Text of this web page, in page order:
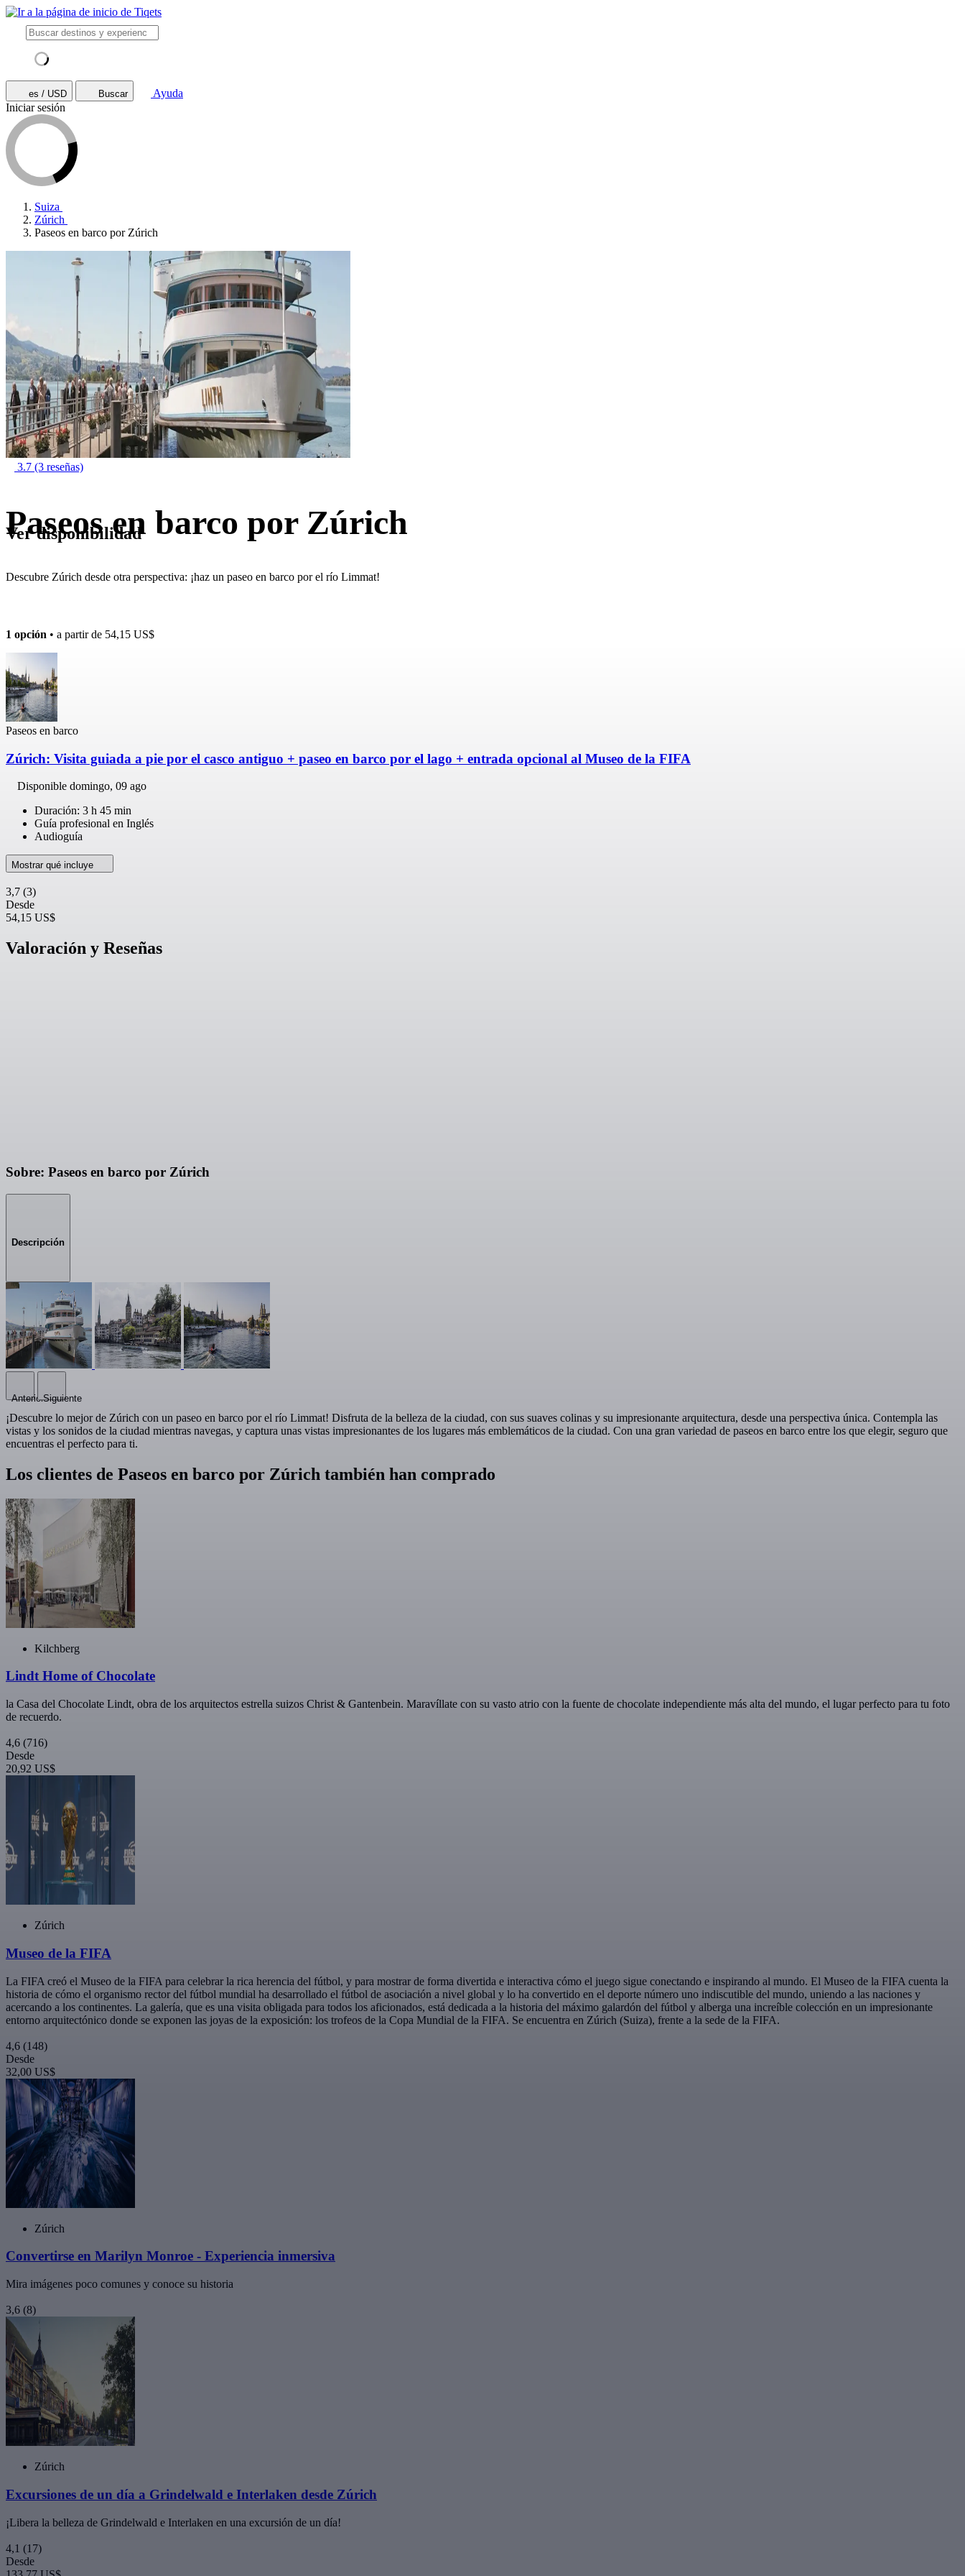
es / USD Buscar
Ayuda
Iniciar sesión
Suiza
Zúrich
Paseos en barco por Zúrich
3.7 (3 reseñas)
Paseos en barco por Zúrich
Descubre Zúrich desde otra perspectiva: ¡haz un paseo en barco por el río Limmat!
Ver disponibilidad
1 opción • a partir de 54,15 US$
Paseos en barco
Zúrich: Visita guiada a pie por el casco antiguo + paseo en barco por el lago + entrada opcional al Museo de la FIFA
Disponible domingo, 09 ago
Duración: 3 h 45 min
Guía profesional en Inglés
Audioguía
Mostrar qué incluye
3,7 (3)
Desde
54,15 US$
Valoración y Reseñas
Sobre: Paseos en barco por Zúrich
Descripción
AnteriorSiguiente
¡Descubre lo mejor de Zúrich con un paseo en barco por el río Limmat! Disfruta de la belleza de la ciudad, con sus suaves colinas y su impresionante arquitectura, desde una perspectiva única. Contempla las
vistas y los sonidos de la ciudad mientras navegas, y captura unas vistas impresionantes de los lugares más emblemáticos de la ciudad. Con una gran variedad de paseos en barco entre los que elegir, seguro que
encuentras el perfecto para ti.
Los clientes de Paseos en barco por Zúrich también han comprado
Kilchberg
Lindt Home of Chocolate
la Casa del Chocolate Lindt, obra de los arquitectos estrella suizos Christ & Gantenbein. Maravíllate con su vasto atrio con la fuente de chocolate independiente más alta del mundo, el lugar perfecto para tu foto
de recuerdo.
4,6 (716)
Desde
20,92 US$
Zúrich
Museo de la FIFA
La FIFA creó el Museo de la FIFA para celebrar la rica herencia del fútbol, y para mostrar de forma divertida e interactiva cómo el juego sigue conectando e inspirando al mundo. El Museo de la FIFA cuenta la
historia de cómo el organismo rector del fútbol mundial ha desarrollado el fútbol de asociación a nivel global y lo ha convertido en el deporte número uno indiscutible del mundo, uniendo a las naciones y
acercando a los continentes. La galería, que es una visita obligada para todos los aficionados, está dedicada a la historia del máximo galardón del fútbol y alberga una increíble colección en un impresionante
entorno arquitectónico donde se exponen las joyas de la exposición: los trofeos de la Copa Mundial de la FIFA. Se encuentra en Zúrich (Suiza), frente a la sede de la FIFA.
4,6 (148)
Desde
32,00 US$
Zúrich
Convertirse en Marilyn Monroe - Experiencia inmersiva
Mira imágenes poco comunes y conoce su historia
3,6 (8)
Zúrich
Excursiones de un día a Grindelwald e Interlaken desde Zúrich
¡Libera la belleza de Grindelwald e Interlaken en una excursión de un día!
4,1 (17)
Desde